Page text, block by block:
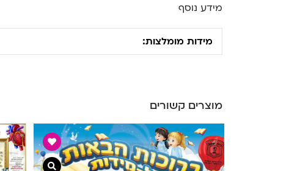
מידע נוסף
מידות מומלצות:
מוצרים קשורים
צפייה מהירה